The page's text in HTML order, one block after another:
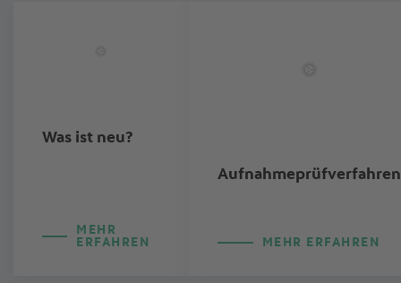
Was ist neu?
MEHR
ERFAHREN
Aufnahmeprüfverfahren
MEHR ERFAHREN